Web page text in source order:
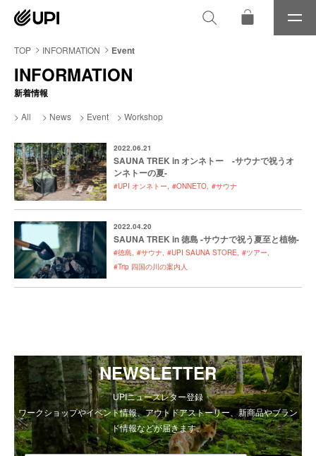
メ
ニ
TOP INFORMATION Event
INFORMATION
新着情報
All News Event Workshop
2022.06.21
SAUNA TREK in オンネトー -サウナで祝うオ
ンネトーの夏-
#UPI オンネトー #ONNETO #サウナ
2022.04.20
SAUNA TREK in 徳島 -サウナで祝う夏至と植物-
#徳島 #サウナ #UPI SAUNA STORE #ツアー
#Trip 四国の川の案内人
NEWSLETTER
UPIニュースレター登録
ワークショップやイベント情報、アウトドアストーリー、新商品やブラン
ド情報などが届きます。